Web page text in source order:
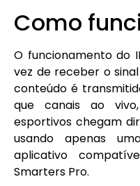
Como
O funcionamento do
vez de receber o
conteúdo é
que canais ao
esportivos chegam
usando apenas
aplicativo
Smarters Pro.